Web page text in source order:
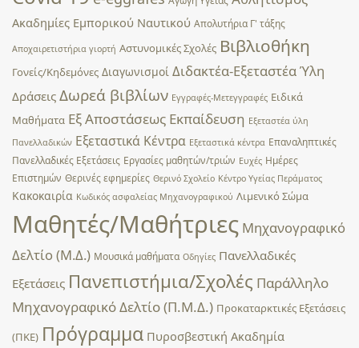
Ακαδημίες Εμπορικού Ναυτικού Απολυτήρια Γ' τάξης
Αποχαιρετιστήρια γιορτή Αστυνομικές Σχολές Βιβλιοθήκη
Γονείς/Κηδεμόνες Διαγωνισμοί Διδακτέα-Εξεταστέα Ύλη
Δράσεις Δωρεά βιβλίων Εγγραφές-Μετεγγραφές Ειδικά
Μαθήματα Εξ Αποστάσεως Εκπαίδευση Εξεταστέα ύλη
Πανελλαδικών Εξεταστικά Κέντρα Εξεταστικά κέντρα Επαναληπτικές
Πανελλαδικές Εξετάσεις Εργασίες μαθητών/τριών Ευχές Ημέρες
Επιστημών Θερινές εφημερίες Θερινό Σχολείο Κέντρο Υγείας Περάματος
Κακοκαιρία Κωδικός ασφαλείας Μηχανογραφικού Λιμενικό Σώμα
Μαθητές/Μαθήτριες Μηχανογραφικό
Δελτίο (Μ.Δ.) Μουσικά μαθήματα Οδηγίες Πανελλαδικές
Εξετάσεις Πανεπιστήμια/Σχολές Παράλληλο
Μηχανογραφικό Δελτίο (Π.Μ.Δ.) Προκαταρκτικές Εξετάσεις
(ΠΚΕ) Πρόγραμμα Πυροσβεστική Ακαδημία